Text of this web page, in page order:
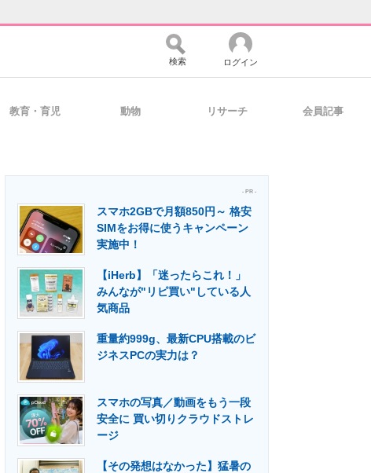
のコミュニティ マーケ×ITの今がよく分かる
入・活用を支援
の専門メディア 建設×テクノロジーの最前線
検索 ログイン
教育・育児 動物 リサーチ 会員記事
- PR -
スマホ2GBで月額850円～ 格安
SIMをお得に使うキャンペーン
実施中！
【iHerb】「迷ったらこれ！」
みんなが"リピ買い"している人
気商品
重量約999g、最新CPU搭載のビ
ジネスPCの実力は？
スマホの写真／動画をもう一段
安全に 買い切りクラウドストレ
ージ
【その発想はなかった】猛暑の